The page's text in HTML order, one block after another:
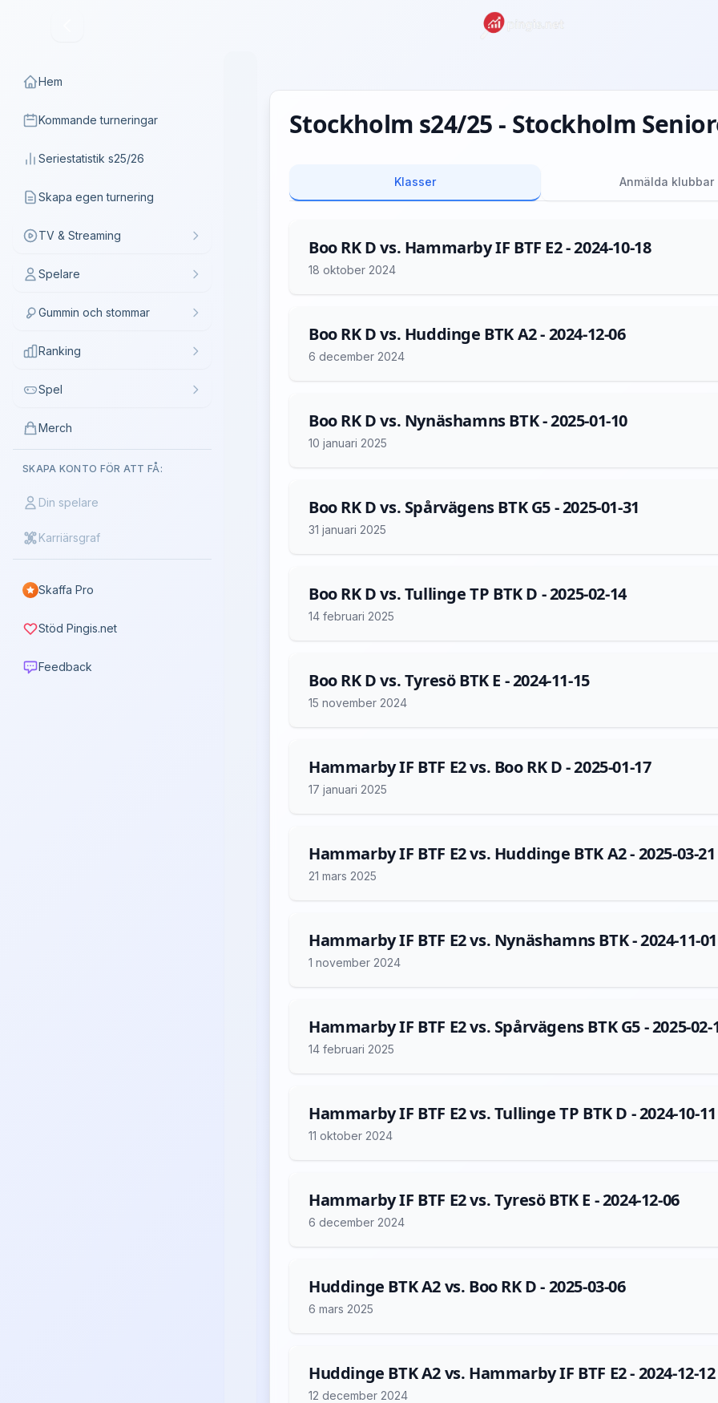
Hem
Kommande turneringar
Seriestatistik s25/26
Skapa egen turnering
TV & Streaming
Spelare
Gummin och stommar
Ranking
Spel
Merch
SKAPA KONTO FÖR ATT FÅ:
Din spelare
Karriärsgraf
Skaffa Pro
Stöd Pingis.net
Feedback
Stockholm s24/25 - Stockholm
Klasser Anmälda klubbar
Boo RK D vs. Hammarby IF BTF E2 - 2024-10-18
18 oktober 2024
Boo RK D vs. Huddinge BTK A2 - 2024-12-06
6 december 2024
Boo RK D vs. Nynäshamns BTK - 2025-01-10
10 januari 2025
Boo RK D vs. Spårvägens BTK G5 - 2025-01-31
31 januari 2025
Boo RK D vs. Tullinge TP BTK D - 2025-02-14
14 februari 2025
Boo RK D vs. Tyresö BTK E - 2024-11-15
15 november 2024
Hammarby IF BTF E2 vs. Boo RK D - 2025-01-17
17 januari 2025
Hammarby IF BTF E2 vs. Huddinge BTK A2 - 2025-03-21
21 mars 2025
Hammarby IF BTF E2 vs. Nynäshamns BTK - 2024-11-01
1 november 2024
Hammarby IF BTF E2 vs. Spårvägens BTK G5 - 2025-02-
14 februari 2025
Hammarby IF BTF E2 vs. Tullinge TP BTK D - 2024-10-11
11 oktober 2024
Hammarby IF BTF E2 vs. Tyresö BTK E - 2024-12-06
6 december 2024
Huddinge BTK A2 vs. Boo RK D - 2025-03-06
6 mars 2025
Huddinge BTK A2 vs. Hammarby IF BTF E2 - 2024-12-12
12 december 2024